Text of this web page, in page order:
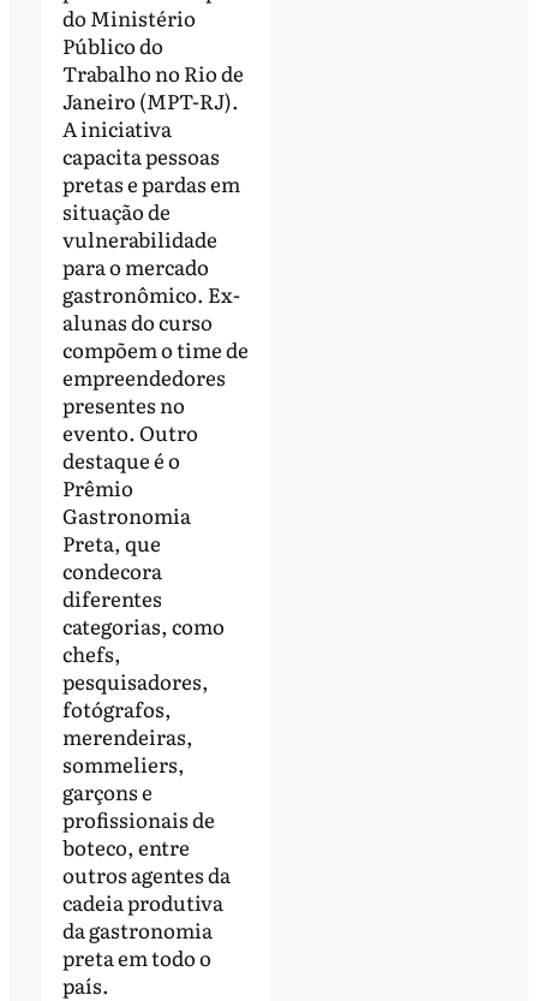
do Ministério
Público do
Trabalho no Rio de
Janeiro (MPT-RJ).
A iniciativa
capacita pessoas
pretas e pardas em
situação de
vulnerabilidade
para o mercado
gastronômico. Ex-
alunas do curso
compõem o time de
empreendedores
presentes no
evento. Outro
destaque é o
Prêmio
Gastronomia
Preta, que
condecora
diferentes
categorias, como
chefs,
pesquisadores,
fotógrafos,
merendeiras,
sommeliers,
garçons e
profissionais de
boteco, entre
outros agentes da
cadeia produtiva
da gastronomia
preta em todo o
país.